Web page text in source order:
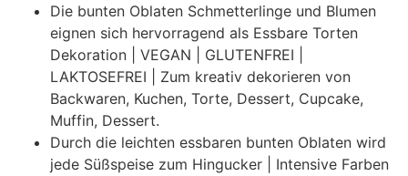
Die bunten Oblaten Schmetterlinge und Blumen
eignen sich hervorragend als Essbare Torten
Dekoration | VEGAN | GLUTENFREI |
LAKTOSEFREI | Zum kreativ dekorieren von
Backwaren, Kuchen, Torte, Dessert, Cupcake,
Muffin, Dessert.
Durch die leichten essbaren bunten Oblaten wird
jede Süßspeise zum Hingucker | Intensive Farben